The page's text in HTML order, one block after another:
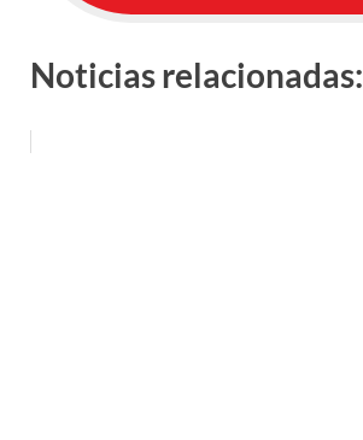
Noticias relacionadas: